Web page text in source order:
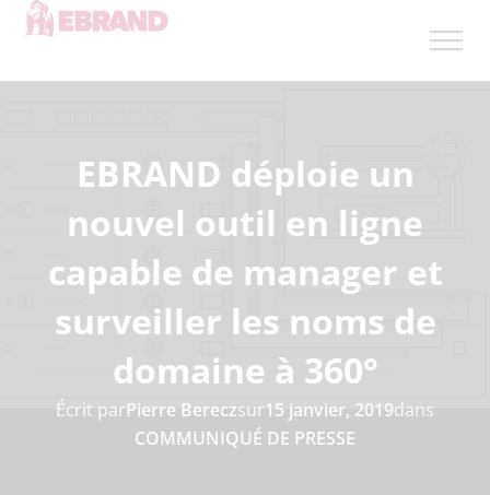
EBRAND déploie un
nouvel outil en ligne
capable de manager et
surveiller les noms de
domaine à 360°
Écrit parPierre Bereczsur15 janvier, 2019dans
COMMUNIQUÉ DE PRESSE